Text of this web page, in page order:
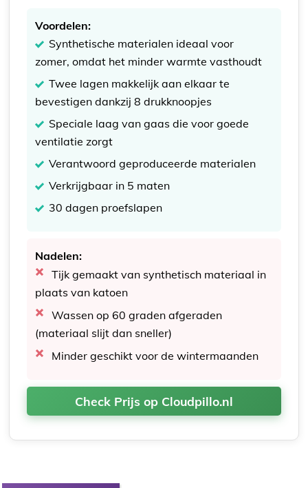
Voordelen:
Synthetische materialen ideaal voor
zomer, omdat het minder warmte vasthoudt
Twee lagen makkelijk aan elkaar te
bevestigen dankzij 8 drukknoopjes
Speciale laag van gaas die voor goede
ventilatie zorgt
Verantwoord geproduceerde materialen
Verkrijgbaar in 5 maten
30 dagen proefslapen
Nadelen:
Tijk gemaakt van synthetisch materiaal in
plaats van katoen
Wassen op 60 graden afgeraden
(materiaal slijt dan sneller)
Minder geschikt voor de wintermaanden
Check Prijs op Cloudpillo.nl